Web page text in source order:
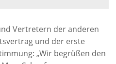
Vertretern der anderen
und der erste
„Wir begrüßen den